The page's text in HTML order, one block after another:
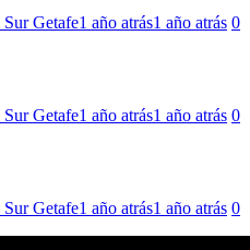
Getafe1 año atrás1 año atrás 0
Getafe1 año atrás1 año atrás 0
Getafe1 año atrás1 año atrás 0